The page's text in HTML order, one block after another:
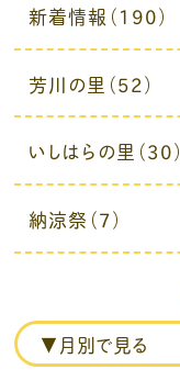
新着情報（190）
芳川の里（52）
いしはらの里（30）
納涼祭（7）